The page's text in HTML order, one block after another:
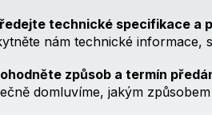
technické specifikace a
nám technické informace,
způsob a termín
domluvíme, jakým